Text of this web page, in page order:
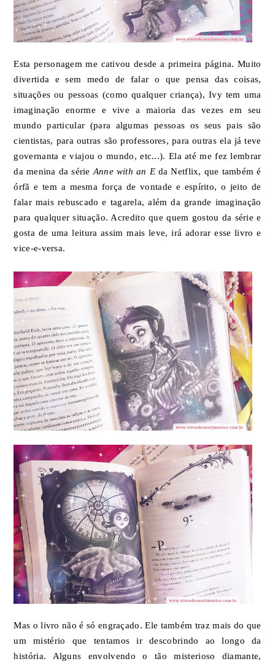
Esta personagem me cativou desde a primeira página. Muito
divertida e sem medo de falar o que pensa das coisas,
situações ou pessoas (como qualquer criança), Ivy tem uma
imaginação enorme e vive a maioria das vezes em seu
mundo particular (para algumas pessoas os seus pais são
cientistas, para outras são professores, para outras ela já teve
governanta e viajou o mundo, etc...). Ela até me fez lembrar
da menina da sérieAnne with an Eda Netflix, que também é
órfã e tem a mesma força de vontade e espírito, o jeito de
falar mais rebuscado e tagarela, além da grande imaginação
para qualquer situação. Acredito que quem gostou da série e
gosta de uma leitura assim mais leve, irá adorar esse livro e
vice-e-versa.
Mas o livro não é só engraçado. Ele também traz mais do que
um mistério que tentamos ir descobrindo ao longo da
história. Alguns envolvendo o tão misterioso diamante,